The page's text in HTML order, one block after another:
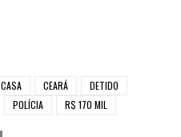
CASA CEARÁ
DETIDO
POLÍCIA R$ 170 MIL